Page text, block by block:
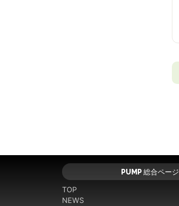
PUMP 総合ページ
TOP
NEWS